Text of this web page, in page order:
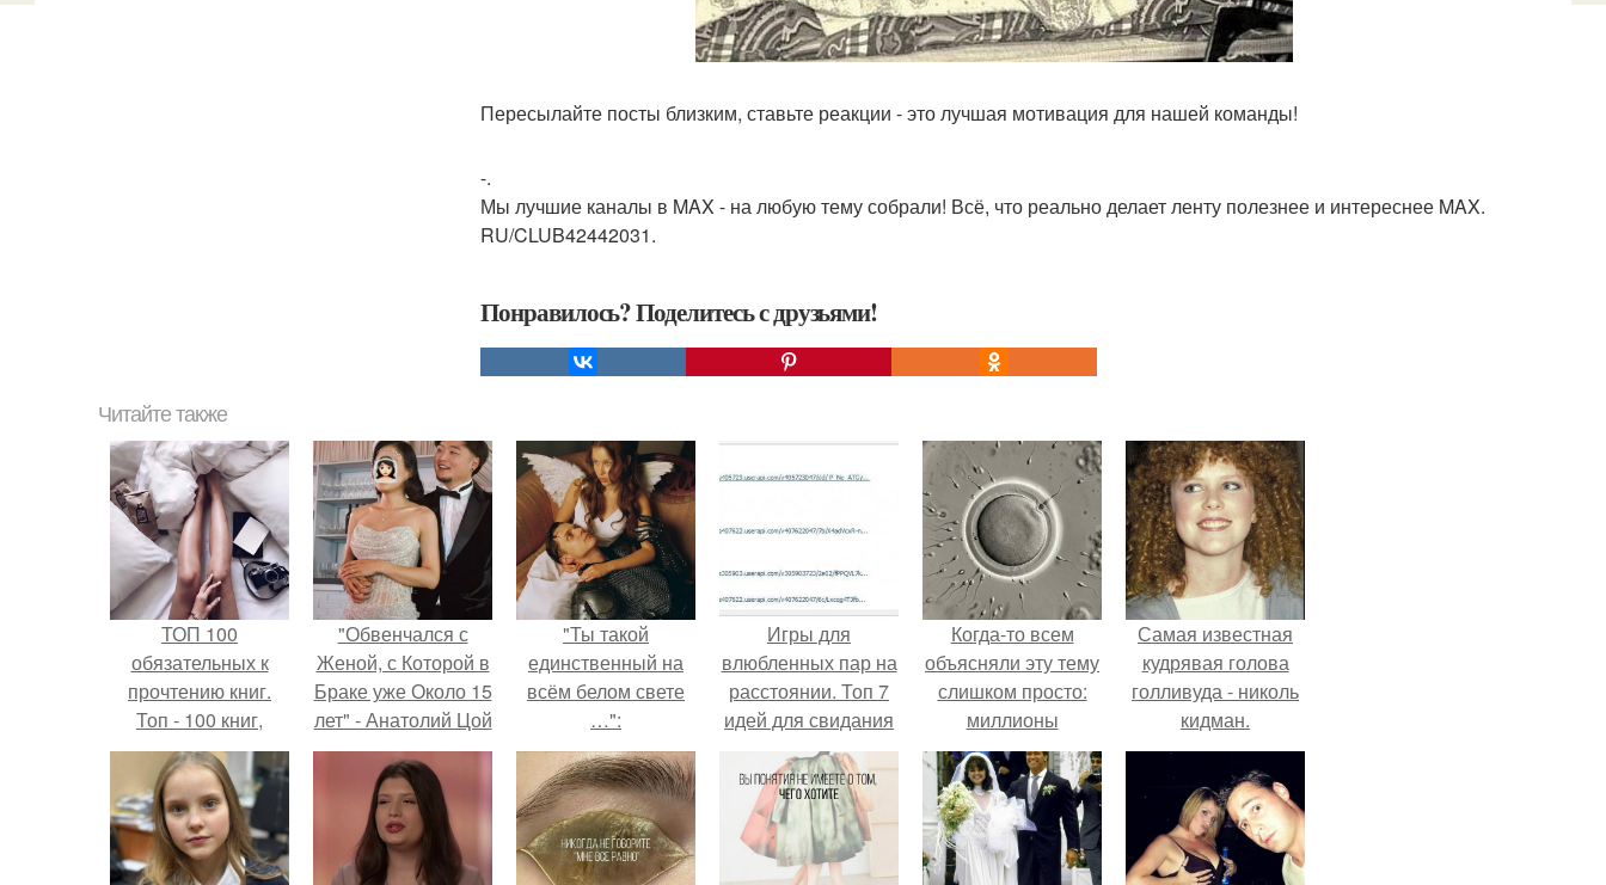
Пересылайте посты близким, ставьте реакции - это лучшая мотивация для нашей команды!
-.
Мы лучшие каналы в MAX - на любую тему собрали! Всё, что реально делает ленту полезнее и интереснее MAX.
RU/CLUB42442031.
Понравилось? Поделитесь с друзьями!
Читайте также
ТОП 100
обязательных к
прочтению книг.
Топ - 100 книг,
которые нужно
прочитать, чтобы
понимать себя и
других.
"Обвенчался с
Женой, с Которой в
Браке уже Около 15
лет" - Анатолий Цой
удивил
поклонников
"тайной свадьбой".
"Ты такой
единственный на
всём белом свете
…":
Игры для
влюбленных пар на
расстоянии. Топ 7
идей для свидания
на расстоянии
Когда-то всем
объясняли эту тему
слишком просто:
миллионы
сперматозоидов
бегут к цели, а
побеждает самый
быстрый.
Самая известная
кудрявая голова
голливуда - николь
кидман.